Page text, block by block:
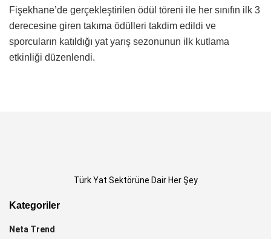
Fişekhane’de gerçekleştirilen ödül töreni ile her sınıfın ilk 3
derecesine giren takıma ödülleri takdim edildi ve
sporcuların katıldığı yat yarış sezonunun ilk kutlama
etkinliği düzenlendi.
Türk Yat Sektörüne Dair Her Şey
Kategoriler
Neta Trend